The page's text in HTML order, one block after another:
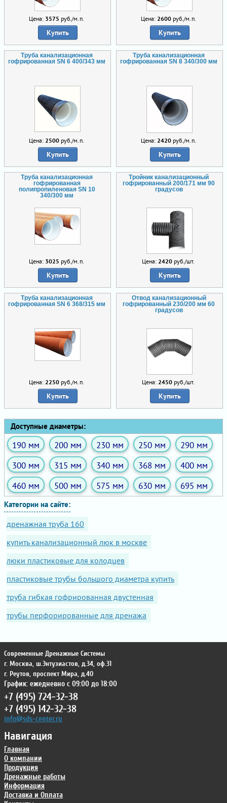
Цена: 3575 руб./м.п.
Купить
Цена: 2600руб./м.п.
Купить
Труба канализационная
гофрированная SN 6 400/343 мм
Цена: 2500руб./м.п.
Купить
Труба канализационная
гофрированная SN 8 340/300 мм
Цена: 2420руб./м.п.
Купить
Труба канализационная
гофрированная
полипропиленовая SN 10
340/300 мм
Цена: 3025 руб./м.п.
Купить
Тройник канализационный
гофрированный 200/171 мм 90
градусов
Цена: 2420 руб./шт.
Купить
Труба канализационная
гофрированная SN 6 368/315 мм
Цена: 2250руб./м.п.
Купить
Отвод канализационный
гофрированный 230/200 мм 60
градусов
Цена: 2450 руб./шт.
Купить
Доступные диаметры:
190 мм 200 мм 230 мм 250 мм
290 мм
300 мм
315 мм 340 мм 368 мм
400 мм
460 мм
500 мм 575 мм 630 мм 695 мм
Категории на сайте:
дренажная труба 160
купить канализационный люк в москве
люки пластиковые для колодцев
пластиковые трубы большого диаметра купить
труба гибкая гофрированная двустенная
трубы перфорированные для дренажа
Навигация
Главная
О компании
Продукция
Дренажные работы
Информация
Доставка и Оплата
Современные Дренажные Системы
г. Москва, ш.Энтузиастов, д.34, оф.31
г. Реутов, проспект Мира, д.40
График: ежедневно с 09:00 до 18:00
+7 (495) 724-32-38
+7 (495) 142-32-38
info@sds-center.ru